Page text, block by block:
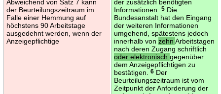
Abweichend von Satz 7 kann
der Beurteilungszeitraum im
Falle einer Hemmung auf
höchstens 90 Arbeitstage
ausgedehnt werden, wenn der
Anzeigepflichtige
der zusätzlich benötigten
Informationen.
5Die
Bundesanstalt hat den Eingang
der weiteren Informationen
umgehend, spätestens jedoch
innerhalb von zehn Arbeitstagen
nach deren Zugang schriftlich
oder elektronisch gegenüber
dem Anzeigepflichtigen zu
bestätigen.
6Der
Beurteilungszeitraum ist vom
Zeitpunkt der Anforderung der